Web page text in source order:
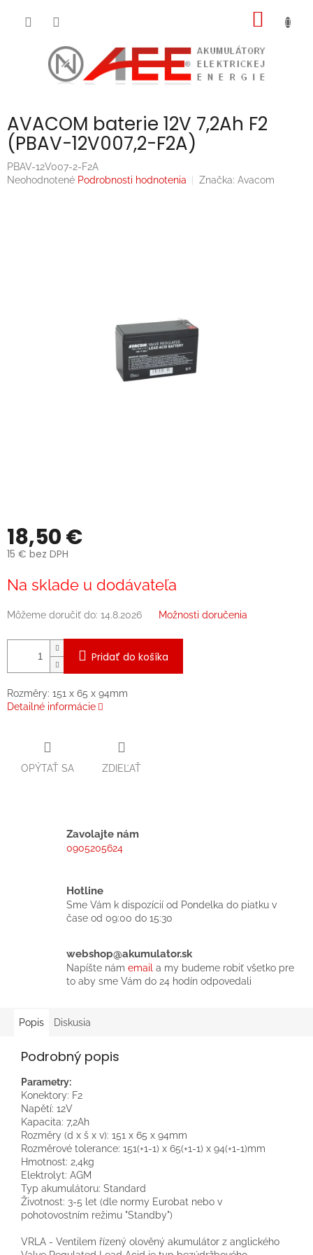
AVACOM baterie 12V 7,2Ah F2
(PBAV-12V007,2-F2A)
PBAV-12V007-2-F2A
Priemerné
Neohodnotené Podrobnosti hodnotenia Značka: Avacom
18,50 €
15 € bez DPH
cena:
Na sklade u dodávateľa
Môžeme doručiť do: 14.8.2026 Možnosti doručenia
Pridať do košíka
Rozměry: 151 x 65 x 94mm
Detailné informácie
OPÝTAŤ SA ZDIEĽAŤ
Zavolajte nám
0905205624
Hotline
Sme Vám k dispozícií od Pondelka do piatku v
čase od 09:00 do 15:30
webshop@akumulator.sk
Napíšte nám email a my budeme robiť všetko pre
to aby sme Vám do 24 hodín odpovedali
Popis Diskusia
Podrobný popis
Parametry:
Konektory: F2
Napětí: 12V
Kapacita: 7,2Ah
Rozměry (d x š x v): 151 x 65 x 94mm
Rozměrové tolerance: 151(+1-1) x 65(+1-1) x 94(+1-1)mm
Hmotnost: 2,4kg
Elektrolyt: AGM
Typ akumulátoru: Standard
Životnost: 3-5 let (dle normy Eurobat nebo v
pohotovostním režimu "Standby")
VRLA - Ventilem řízený olověný akumulátor z anglického